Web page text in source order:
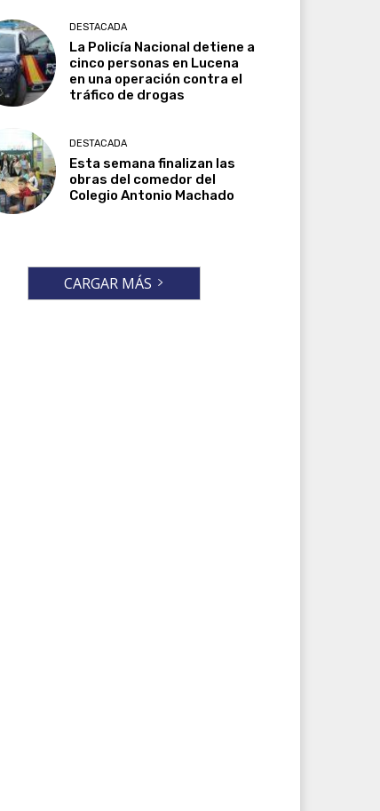
DESTACADA
La Policía Nacional detiene a
cinco personas en Lucena
en una operación contra el
tráfico de drogas
DESTACADA
Esta semana finalizan las
obras del comedor del
Colegio Antonio Machado
CARGAR MÁS